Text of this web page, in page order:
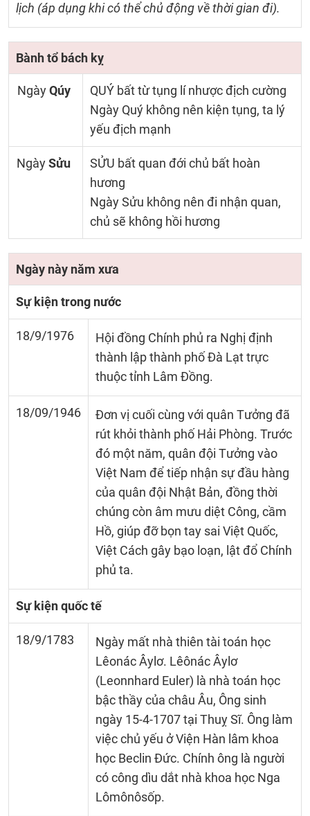
lịch (áp dụng khi có thể chủ động về thời gian đi).
Bành tổ bách kỵ
NgàyQúy
QUÝ bất từ tụng lí nhược địch cường
Ngày Quý không nên kiện tụng, ta lý
yếu địch mạnh
NgàySửu
SỬU bất quan đới chủ bất hoàn
hương
Ngày Sửu không nên đi nhận quan,
chủ sẽ không hồi hương
Ngày này năm xưa
Sự kiện trong nước
18/9/1976
Hội đồng Chính phủ ra Nghị định
thành lập thành phố Đà Lạt trực
thuộc tỉnh Lâm Đồng.
18/09/1946
Đơn vị cuối cùng với quân Tưởng đã
rút khỏi thành phố Hải Phòng. Trước
đó một năm, quân đội Tưởng vào
Việt Nam để tiếp nhận sự đầu hàng
của quân đội Nhật Bản, đồng thời
chúng còn âm mưu diệt Công, cầm
Hồ, giúp đỡ bọn tay sai Việt Quốc,
Việt Cách gây bạo loạn, lật đổ Chính
phủ ta.
Sự kiện quốc tế
18/9/1783
Ngày mất nhà thiên tài toán học
Lêonác Âylơ. Lêônác Âylơ
(Leonnhard Euler) là nhà toán học
bậc thầy của châu Âu, Ông sinh
ngày 15-4-1707 tại Thuỵ Sĩ. Ông làm
việc chủ yếu ở Viện Hàn lâm khoa
học Beclin Đức. Chính ông là người
có công dìu dắt nhà khoa học Nga
Lômônôsốp.